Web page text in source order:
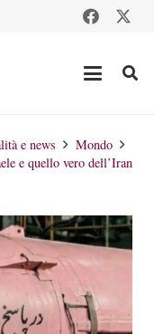
e news
Mondo
e quello vero dell’Iran